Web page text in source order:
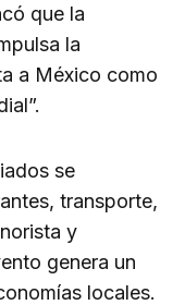
que la
la
a México como
se
transporte,
y
genera un
locales.